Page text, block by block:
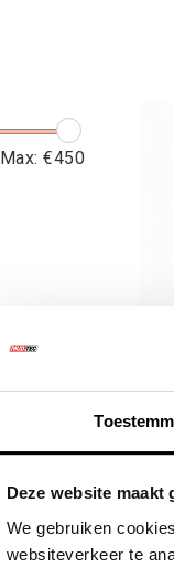
Deze website maakt
We gebruiken
websiteverkeer te
Max: €450